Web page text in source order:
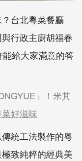
台北粵菜餐廳
行政主廚胡福春
給大家滿意的答
」！米其
好滋味
統工法製作的粵
致純粹的經典美